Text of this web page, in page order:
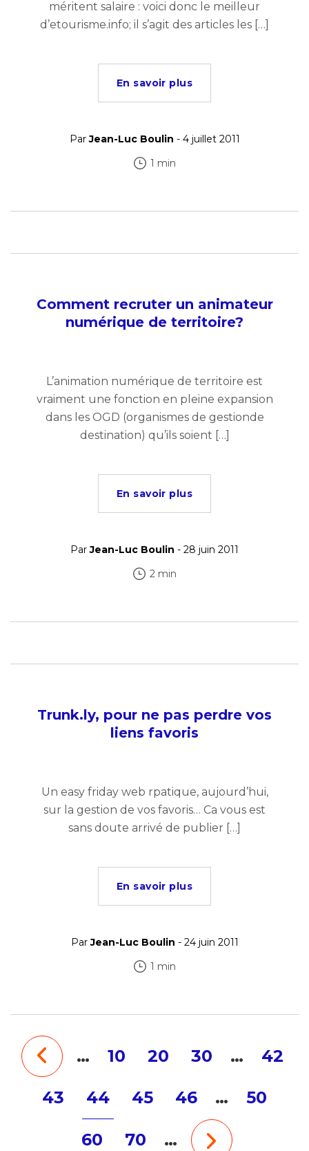
méritent salaire : voici donc le meilleur
d’etourisme.info; il s’agit des articles les […]
En savoir plus
ParJean-Luc Boulin - 4 juillet 2011
1 min
Comment recruter un animateur
numérique de territoire?
L’animation numérique de territoire est
vraiment une fonction en pleine expansion
dans les OGD (organismes de gestionde
destination) qu’ils soient […]
En savoir plus
ParJean-Luc Boulin - 28 juin 2011
2 min
Trunk.ly, pour ne pas perdre vos
liens favoris
Un easy friday web rpatique, aujourd’hui,
sur la gestion de vos favoris… Ca vous est
sans doute arrivé de publier […]
En savoir plus
ParJean-Luc Boulin - 24 juin 2011
1 min
… 10 20 30 … 42
43 44 45 46 … 50
60 70 …